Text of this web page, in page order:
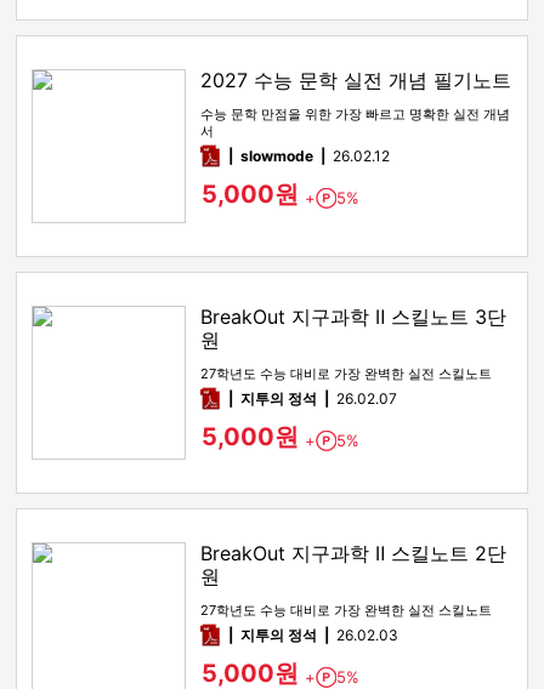
2027 수능 문학 실전 개념 필기노트
수능 문학 만점을 위한 가장 빠르고 명확한 실전 개념
서
pdfslowmode 26.02.12
5,000원 + Point
5%
BreakOut 지구과학 Ⅱ 스킬노트 3단
원
27학년도 수능 대비로 가장 완벽한 실전 스킬노트
pdf지투의 정석 26.02.07
5,000원 + Point
5%
BreakOut 지구과학 Ⅱ 스킬노트 2단
원
27학년도 수능 대비로 가장 완벽한 실전 스킬노트
pdf지투의 정석 26.02.03
5,000원 + Point
5%